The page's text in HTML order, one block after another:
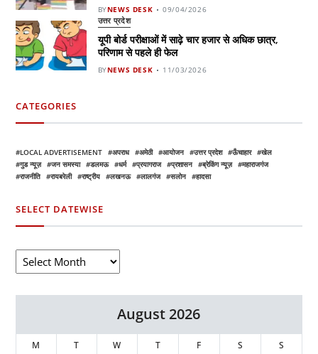
BYNEWS DESK 09/04/2026
उत्तर प्रदेश
यूपी बोर्ड परीक्षाओं में साढ़े चार हजार से अधिक छात्र,
परिणाम से पहले ही फेल
BYNEWS DESK 11/03/2026
CATEGORIES
LOCAL ADVERTISEMENT अपराध अमेठी आयोजन उत्तर प्रदेश ऊँचाहार
खेल
गुड न्यूज़
जन समस्या डलमऊ धर्म प्रयागराज प्रशासन ब्रेकिंग न्यूज़
महाराजगंज
राजनीति
रायबरेली राष्ट्रीय लखनऊ लालगंज सलोन हादसा
SELECT DATEWISE
August 2026
M T W T F S S